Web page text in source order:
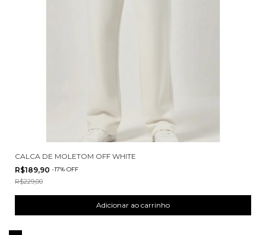
CALCA DE MOLETOM OFF WHITE
R$189,90 -17% OFF
R$229,00